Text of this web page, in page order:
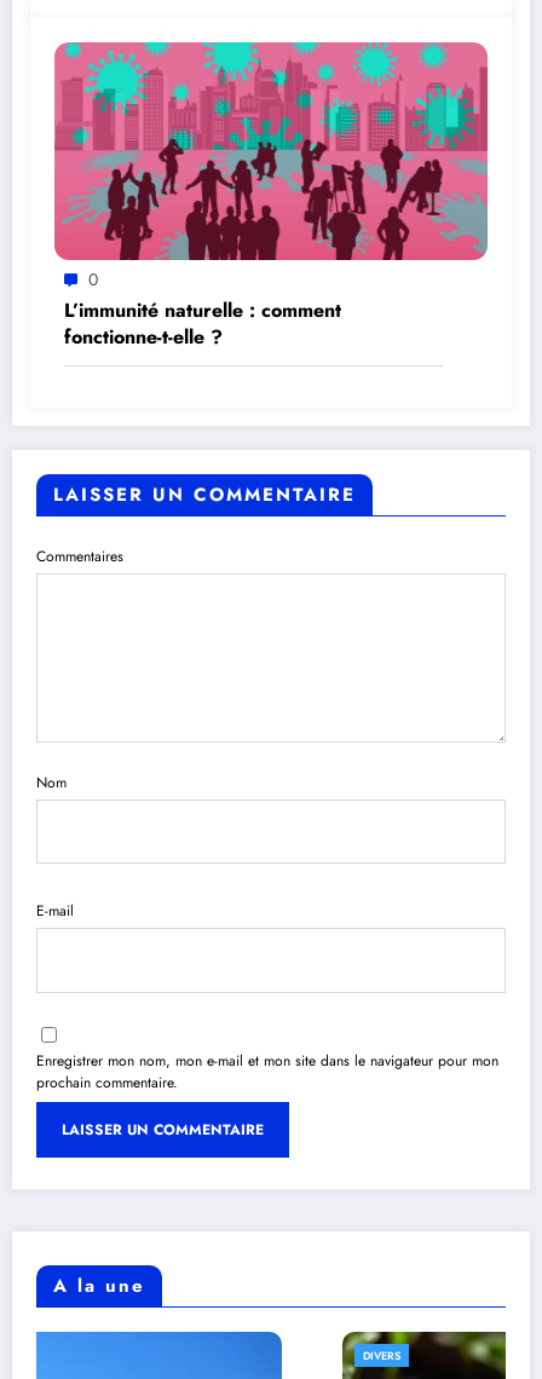
0
L’immunité naturelle : comment
fonctionne-t-elle ?
LAISSER UN COMMENTAIRE
Commentaires
Nom
E-mail
Enregistrer mon nom, mon e-mail et mon site dans le navigateur pour mon
prochain commentaire.
A la une